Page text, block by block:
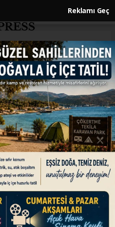
Reklamı Geç
Lig'de
bir adım daha
19.05.2026 - 18:26
haftasında Arsenal,
yenerek şampiyonluğa
ABONE OL